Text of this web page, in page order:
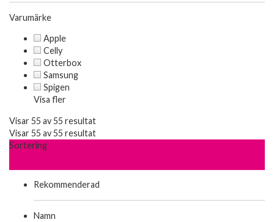
Varumärke
Apple
Celly
Otterbox
Samsung
Spigen
Visa fler
Visar 55 av 55 resultat
Visar 55 av 55 resultat
Sortering
Rekommenderad
Namn